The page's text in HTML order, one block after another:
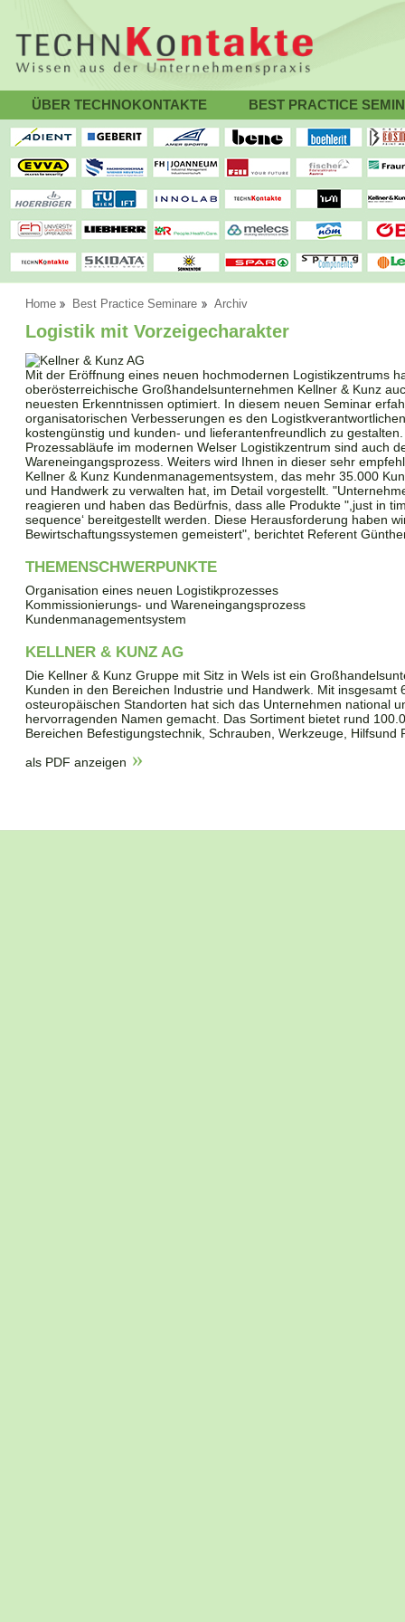
ÜBER TECHNOKONTAKTE BEST PRACTICE
Home Best Practice Seminare Archiv
Logistik mit Vorzeigecharakter
Mit der Eröffnung eines neuen hochmodernen Logistikzentrums
oberösterreichische Großhandelsunternehmen Kellner & Kunz
neuesten Erkenntnissen optimiert. In diesem neuen Seminar
organisatorischen Verbesserungen es den
kostengünstig und kunden- und lieferantenfreundlich zu
Prozessabläufe im modernen Welser Logistikzentrum sind auch
Wareneingangsprozess. Weiters wird Ihnen in dieser sehr
Kellner & Kunz Kundenmanagementsystem, das mehr 35.000
und Handwerk zu verwalten hat, im Detail vorgestellt.
reagieren und haben das Bedürfnis, dass alle Produkte ",just in
sequence‘ bereitgestellt werden. Diese Herausforderung haben
Bewirtschaftungssystemen gemeistert", berichtet Referent
THEMENSCHWERPUNKTE
Organisation eines neuen Logistikprozesses
Kommissionierungs- und Wareneingangsprozess
Kundenmanagementsystem
KELLNER & KUNZ AG
Die Kellner & Kunz Gruppe mit Sitz in Wels ist ein
Kunden in den Bereichen Industrie und Handwerk. Mit insgesamt
osteuropäischen Standorten hat sich das Unternehmen national
hervorragenden Namen gemacht. Das Sortiment bietet rund
Bereichen Befestigungstechnik, Schrauben, Werkzeuge, Hilfsund
als PDF anzeigen